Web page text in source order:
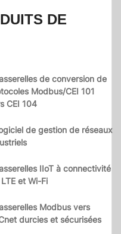
DE
de conversion de
Modbus/CEI 101
CEI 104
de gestion de réseaux
IIoT à connectivité
et Wi-Fi
Modbus vers
durcies et sécurisées